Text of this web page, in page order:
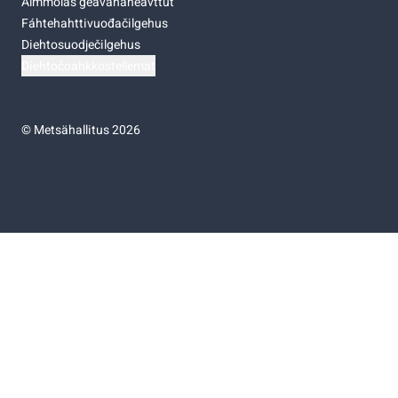
Fáhtehahttivuođačilgehus
Diehtosuodječilgehus
©Metsähallitus 2026